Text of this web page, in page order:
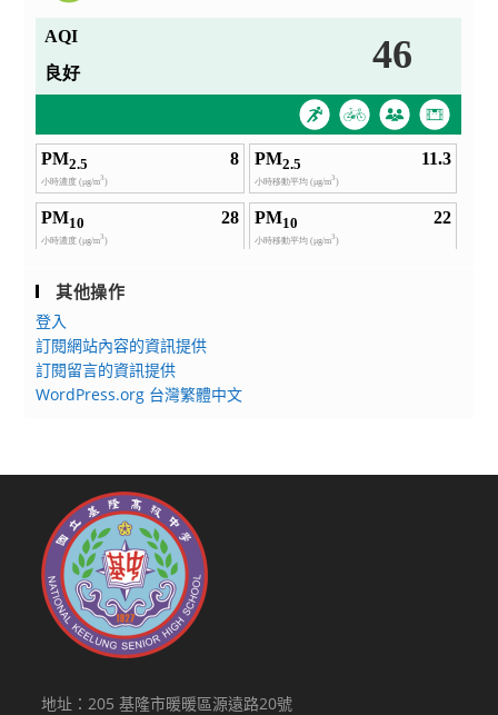
其他操作
登入
訂閱網站內容的資訊提供
訂閱留言的資訊提供
WordPress.org 台灣繁體中文
地址：205 基隆市暖暖區源遠路20號